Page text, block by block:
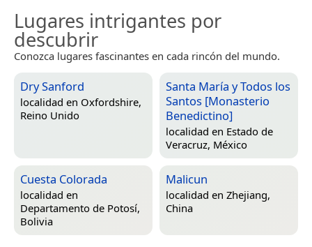
Lugares intrigantes por
descubrir
Conozca lugares fascinantes en cada rincón del mundo.
Dry Sanford
localidad en Oxfordshire,
Reino Unido
Santa María y Todos los
Santos [Monasterio
Benedictino]
localidad en Estado de
Veracruz, México
Cuesta Colorada
localidad en
Departamento de Potosí,
Bolivia
Malicun
localidad en Zhejiang,
China